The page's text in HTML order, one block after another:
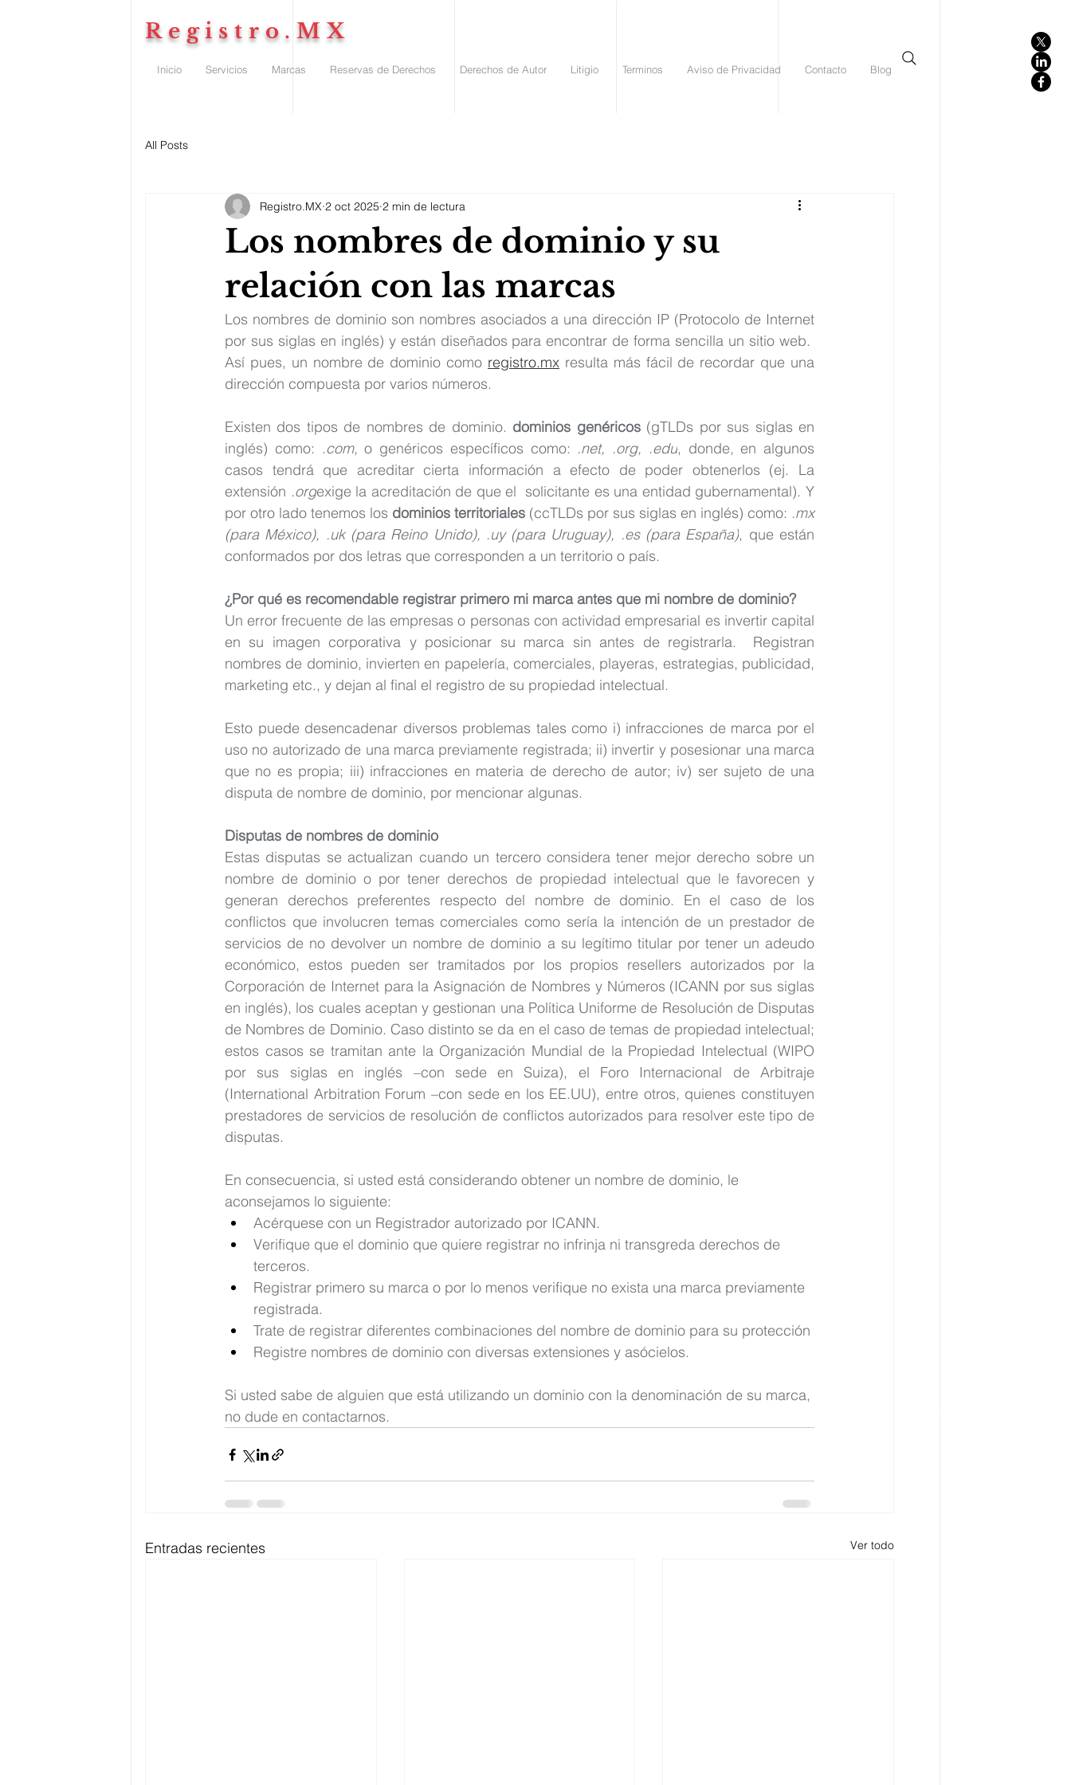
Registro.MX
Inicio Servicios Marcas Reservas de Derechos Derechos de Autor Litigio Terminos Aviso de Privacidad Contacto Blog
All Posts
Los nombres de dominio y su
relación con las marcas
Registro.MX 2 oct 2025 2 min de lectura
Los nombres de dominio son nombres asociados a una dirección IP (Protocolo de Internet
por sus siglas en inglés) y están diseñados para encontrar de forma sencilla un sitio web.
Así pues, un nombre de dominio como registro.mx resulta más fácil de recordar que una
dirección compuesta por varios números.
Existen dos tipos de nombres de dominio. dominios genéricos (gTLDs por sus siglas en
inglés) como: .com, o genéricos específicos como: .net, .org, .edu, donde, en algunos
casos tendrá que acreditar cierta información a efecto de poder obtenerlos (ej. La
extensión .orgexige la acreditación de que el  solicitante es una entidad gubernamental). Y
por otro lado tenemos los dominios territoriales (ccTLDs por sus siglas en inglés) como: .mx
(para México), .uk (para Reino Unido), .uy (para Uruguay), .es (para España), que están
conformados por dos letras que corresponden a un territorio o país.
¿Por qué es recomendable registrar primero mi marca antes que mi nombre de dominio?
Un error frecuente de las empresas o personas con actividad empresarial es invertir capital
en su imagen corporativa y posicionar su marca sin antes de registrarla.  Registran
nombres de dominio, invierten en papelería, comerciales, playeras, estrategias, publicidad,
marketing etc., y dejan al final el registro de su propiedad intelectual.
Esto puede desencadenar diversos problemas tales como i) infracciones de marca por el
uso no autorizado de una marca previamente registrada; ii) invertir y posesionar una marca
que no es propia; iii) infracciones en materia de derecho de autor; iv) ser sujeto de una
disputa de nombre de dominio, por mencionar algunas.
Disputas de nombres de dominio
Estas disputas se actualizan cuando un tercero considera tener mejor derecho sobre un
nombre de dominio o por tener derechos de propiedad intelectual que le favorecen y
generan derechos preferentes respecto del nombre de dominio. En el caso de los
conflictos que involucren temas comerciales como sería la intención de un prestador de
servicios de no devolver un nombre de dominio a su legítimo titular por tener un adeudo
económico, estos pueden ser tramitados por los propios resellers autorizados por la
Corporación de Internet para la Asignación de Nombres y Números (ICANN por sus siglas
en inglés), los cuales aceptan y gestionan una Política Uniforme de Resolución de Disputas
de Nombres de Dominio. Caso distinto se da en el caso de temas de propiedad intelectual;
estos casos se tramitan ante la Organización Mundial de la Propiedad Intelectual (WIPO
por sus siglas en inglés –con sede en Suiza), el Foro Internacional de Arbitraje
(International Arbitration Forum –con sede en los EE.UU), entre otros, quienes constituyen
prestadores de servicios de resolución de conflictos autorizados para resolver este tipo de
disputas.
En consecuencia, si usted está considerando obtener un nombre de dominio, le
aconsejamos lo siguiente:
Acérquese con un Registrador autorizado por ICANN.
Verifique que el dominio que quiere registrar no infrinja ni transgreda derechos de
terceros.
Registrar primero su marca o por lo menos verifique no exista una marca previamente
registrada.
Trate de registrar diferentes combinaciones del nombre de dominio para su protección
Registre nombres de dominio con diversas extensiones y asócielos.
Si usted sabe de alguien que está utilizando un dominio con la denominación de su marca,
no dude en contactarnos.
Entradas recientes Ver todo